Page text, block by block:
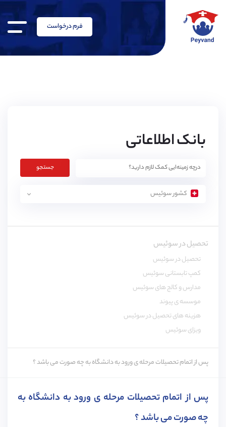
فرم درخواست
بانک اطلاعاتی
جستجو
کشور سوئیس
تحصیل در سوئیس
تحصیل در سوئیس
کمپ تابستانی سوئیس
مدارس و کالج های سوئیس
موسسه ی پیوند
هزینه های تحصیل در سوئیس
ویزای سوئیس
پس از اتمام تحصیلات مرحله ی ورود به دانشگاه به چه صورت می باشد ؟
پس از اتمام تحصیلات مرحله ی ورود به دانشگاه به
چه صورت می باشد ؟